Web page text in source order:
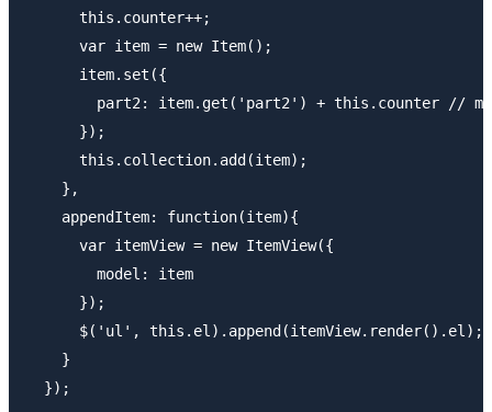
      this.counter++;
      var item = new Item();
      item.set({
part2: item.get('part2') + this.counter //
      });
      this.collection.add(item);
    },
    appendItem: function(item){
      var itemView = new ItemView({
        model: item
      });
      $('ul', this.el).append(itemView.render().el);
    }
  });